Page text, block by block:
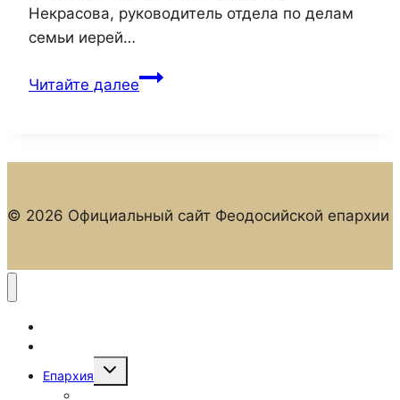
Некрасова, руководитель отдела по делам
семьи иерей…
Читайте далееПредставитель
Феодосии
© 2026 Официальный сайт Феодосийской епархии
Епархия
Переключить
дочернее